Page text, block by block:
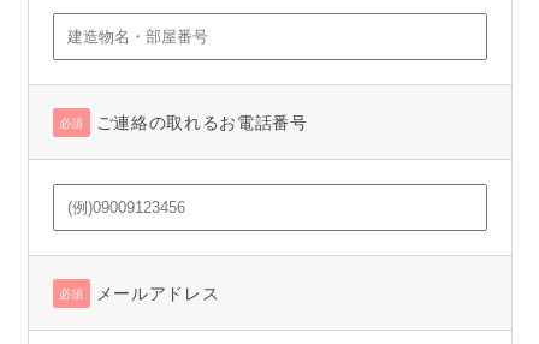
必須 ご連絡の取れるお電話番号
必須 メールアドレス